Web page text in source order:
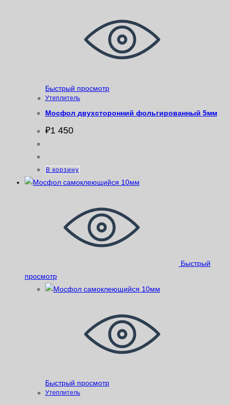
Быстрый просмотр
Утеплитель
Мосфол двухсторонний фольгированный 5мм
₽1 450
В корзину
Быстрый
просмотр
Быстрый просмотр
Утеплитель